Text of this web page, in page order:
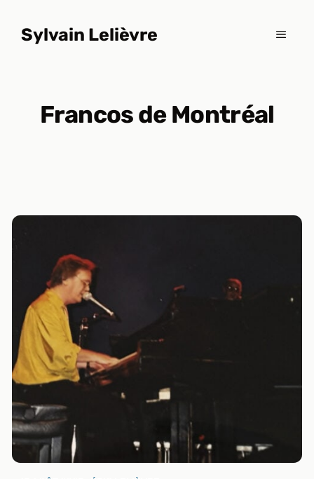
contenuSylvain Lelièvre MENU
Francos de Montréal